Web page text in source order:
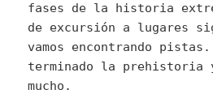
fases de la historia
de excursión a lugares
vamos encontrando pistas.
terminado la prehistoria
mucho.